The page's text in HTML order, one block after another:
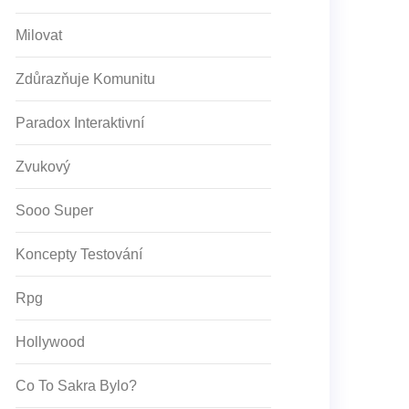
Milovat
Zdůrazňuje Komunitu
Paradox Interaktivní
Zvukový
Sooo Super
Koncepty Testování
Rpg
Hollywood
Co To Sakra Bylo?